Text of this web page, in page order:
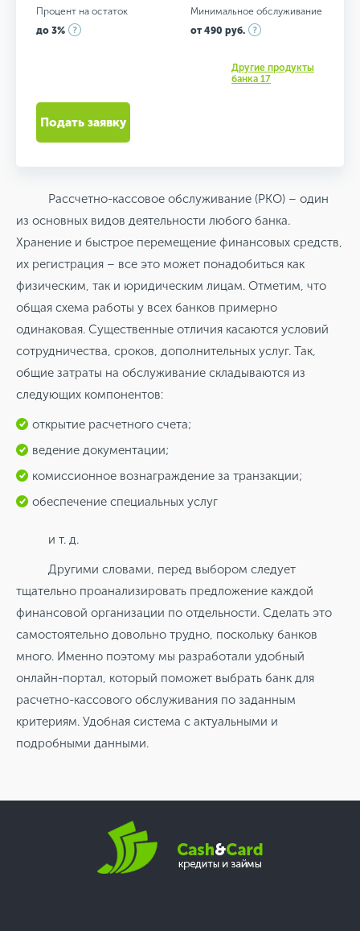
Процент на остаток
до 3%
Минимальное обслуживание
от 490 руб.
Другие продукты
банка 17
Подать заявку
Рассчетно-кассовое обслуживание (РКО) – один
из основных видов деятельности любого банка.
Хранение и быстрое перемещение финансовых средств,
их регистрация – все это может понадобиться как
физическим, так и юридическим лицам. Отметим, что
общая схема работы у всех банков примерно
одинаковая. Существенные отличия касаются условий
сотрудничества, сроков, дополнительных услуг. Так,
общие затраты на обслуживание складываются из
следующих компонентов:
открытие расчетного счета;
ведение документации;
комиссионное вознаграждение за транзакции;
обеспечение специальных услуг
и т. д.
Другими словами, перед выбором следует
тщательно проанализировать предложение каждой
финансовой организации по отдельности. Сделать это
самостоятельно довольно трудно, поскольку банков
много. Именно поэтому мы разработали удобный
онлайн-портал, который поможет выбрать банк для
расчетно-кассового обслуживания по заданным
критериям. Удобная система с актуальными и
подробными данными.